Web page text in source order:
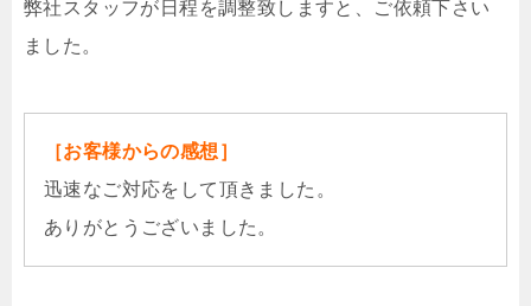
弊社スタッフが日程を調整致しますと、ご依頼下さい
ました。
［お客様からの感想］
迅速なご対応をして頂きました。
ありがとうございました。